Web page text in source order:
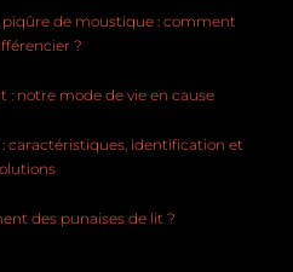
de moustique : comment
?
: notre mode de vie en cause
caractéristiques, identification et
des punaises de lit ?